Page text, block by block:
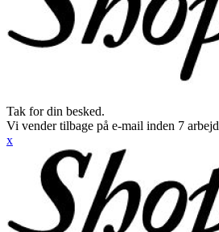
Tak for din besked.
Vi vender tilbage på e-mail inden 7
x